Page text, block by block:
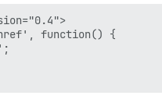
function() {